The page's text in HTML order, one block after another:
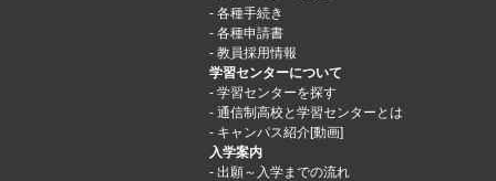
各種手続き
各種申請書
教員採用情報
学習センターについて
学習センターを探す
通信制高校と学習センターとは
キャンパス紹介[動画]
入学案内
出願～入学までの流れ